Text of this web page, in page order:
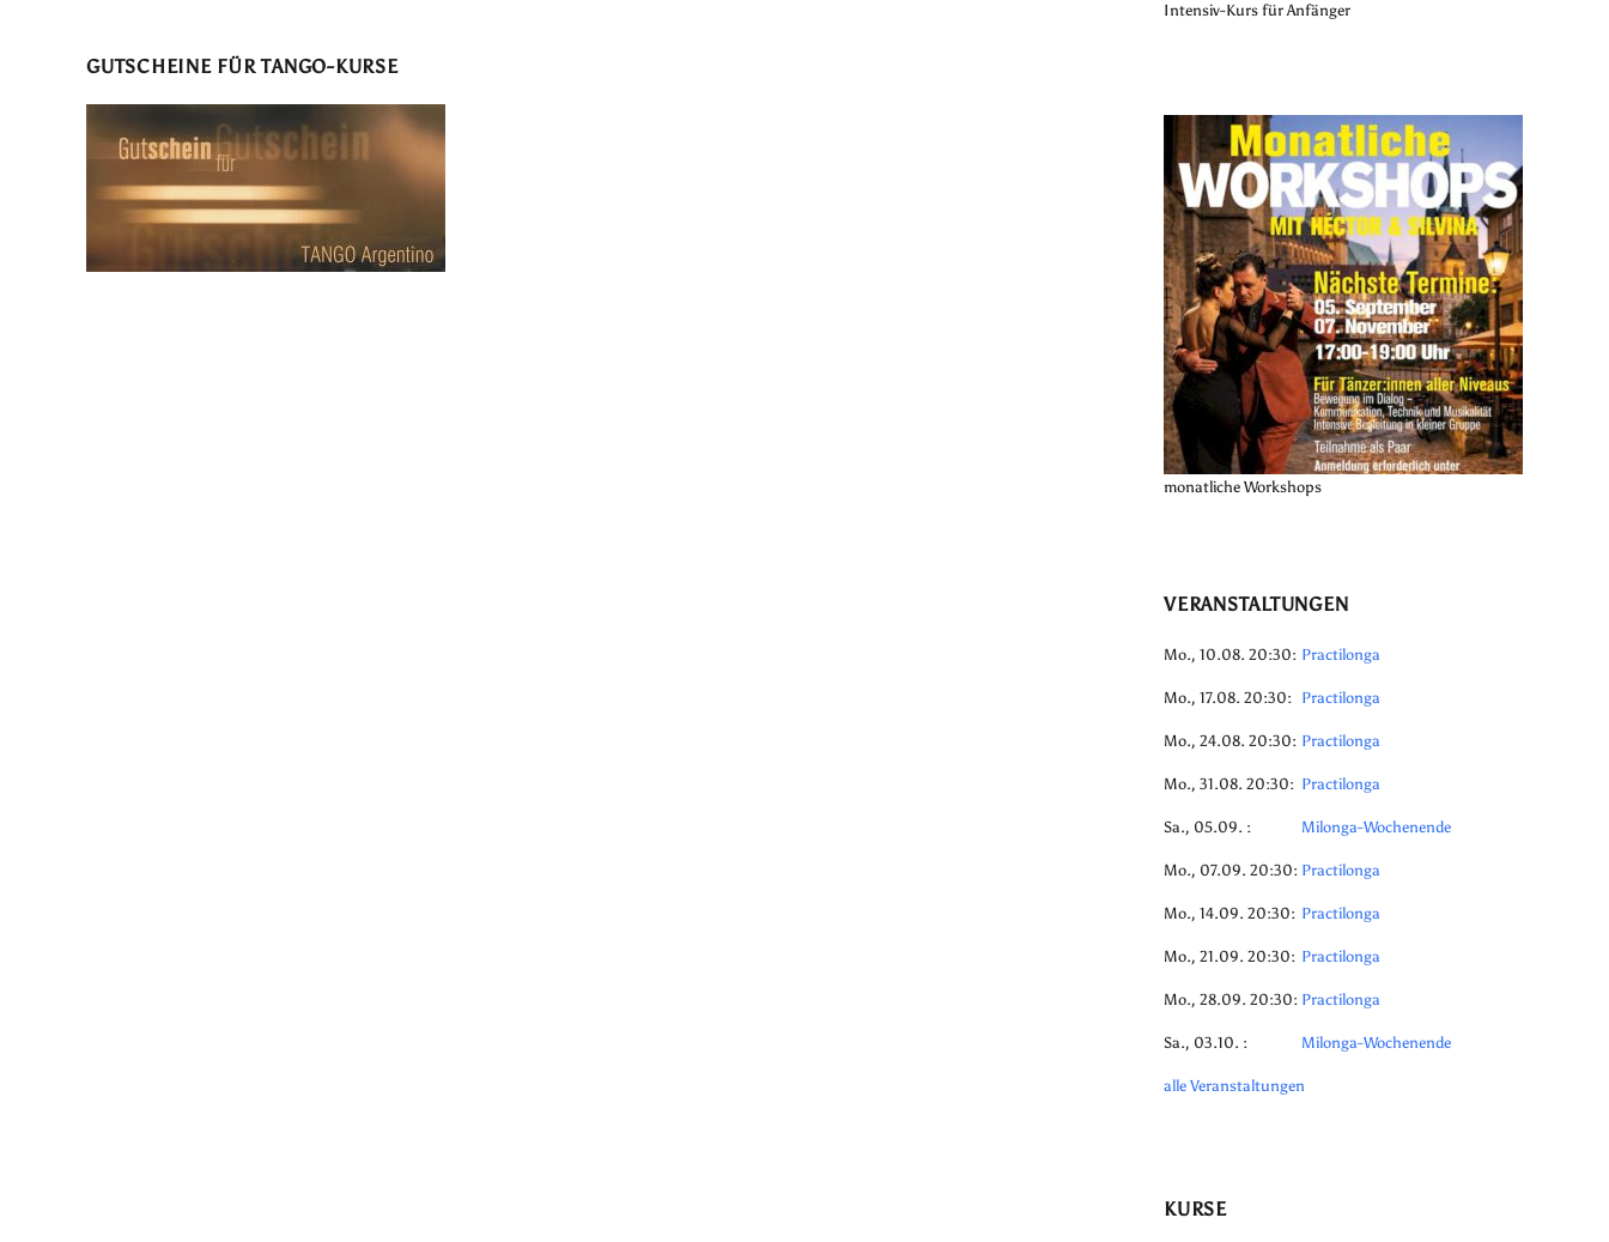
GUTSCHEINE FÜR TANGO-KURSE
Intensiv-Kurs für Anfänger
monatliche Workshops
VERANSTALTUNGEN
Mo., 10.08. 20:30: Practilonga
Mo., 17.08. 20:30: Practilonga
Mo., 24.08. 20:30: Practilonga
Mo., 31.08. 20:30: Practilonga
Sa., 05.09. : Milonga-Wochenende
Mo., 07.09. 20:30: Practilonga
Mo., 14.09. 20:30: Practilonga
Mo., 21.09. 20:30: Practilonga
Mo., 28.09. 20:30: Practilonga
Sa., 03.10. : Milonga-Wochenende
alle Veranstaltungen
KURSE